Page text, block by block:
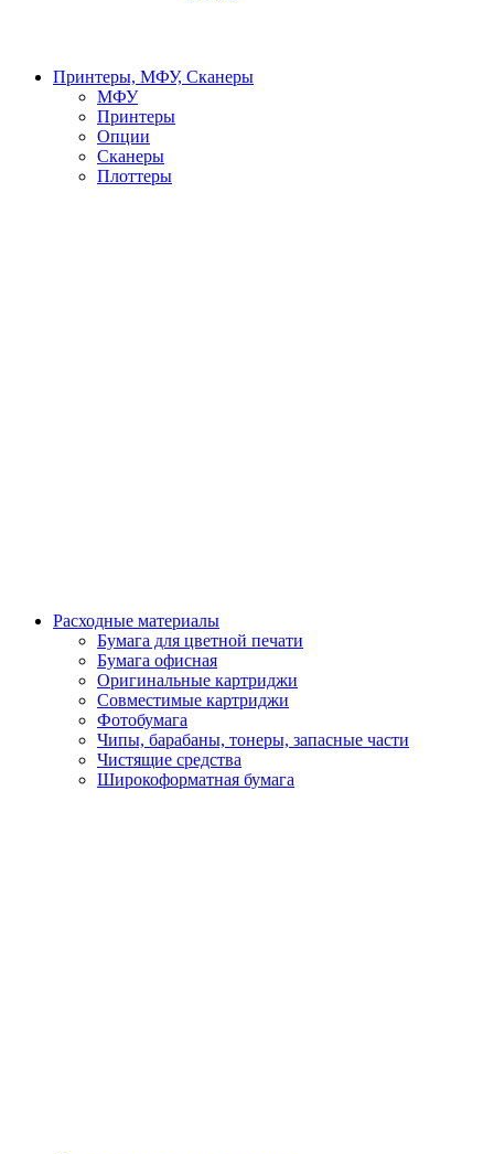
Принтеры, МФУ, Сканеры
МФУ
Принтеры
Опции
Сканеры
Плоттеры
Расходные материалы
Бумага для цветной печати
Бумага офисная
Оригинальные картриджи
Совместимые картриджи
Фотобумага
Чипы, барабаны, тонеры, запасные части
Чистящие средства
Широкоформатная бумага